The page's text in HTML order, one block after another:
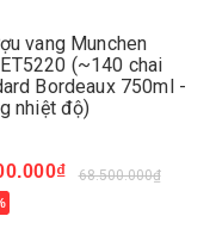
vang Munchen
(~140 chai
Bordeaux 750ml -
nhiệt độ)
68.500.000₫